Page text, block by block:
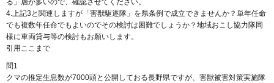
る」層が多いので、確認させてください。
4.上記3と関連しますが「害獣駆逐隊」を県条例で成立できませんか？単年任命
でも複数年任命でもよいのでその検討は困難でしょうか？地域おこし協力隊同
様に車両貸与等の検討もお願いします。
引用ここまで
問1
クマの推定生息数が7000頭と公開しておる長野県ですが、害獣被害対策実施隊